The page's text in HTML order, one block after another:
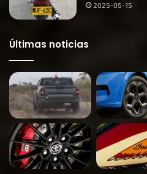
2025-05-15
Últimas noticias